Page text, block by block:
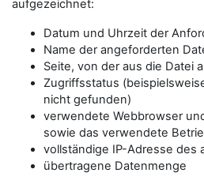
aufgezeichnet:
Datum und Uhrzeit der
Name der angeforderten
Seite, von der aus die Datei
Zugriffsstatus
nicht gefunden)
verwendete Webbrowser
sowie das verwendete
vollständige IP-Adresse des
übertragene Datenmenge